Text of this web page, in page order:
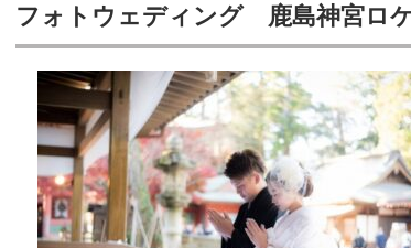
フォトウェディング 鹿島神宮ロ
ウェディングドレス
和装コレクション
メンズコレクション
子供用ドレス